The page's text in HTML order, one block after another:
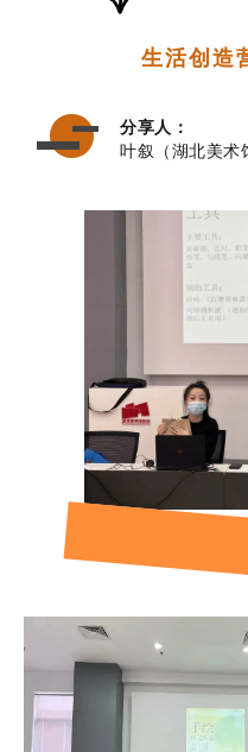
生活创造
分享人：
叶叙（湖北美术